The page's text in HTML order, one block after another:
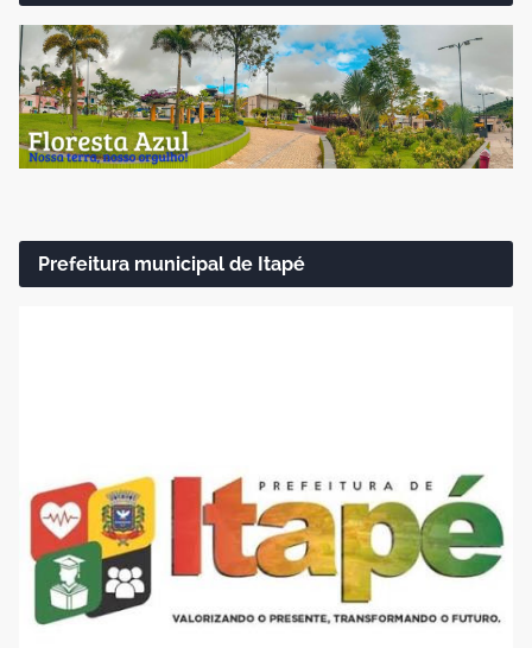
Prefeitura municipal de Itapé